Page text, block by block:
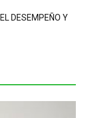
DESEMPEÑO Y